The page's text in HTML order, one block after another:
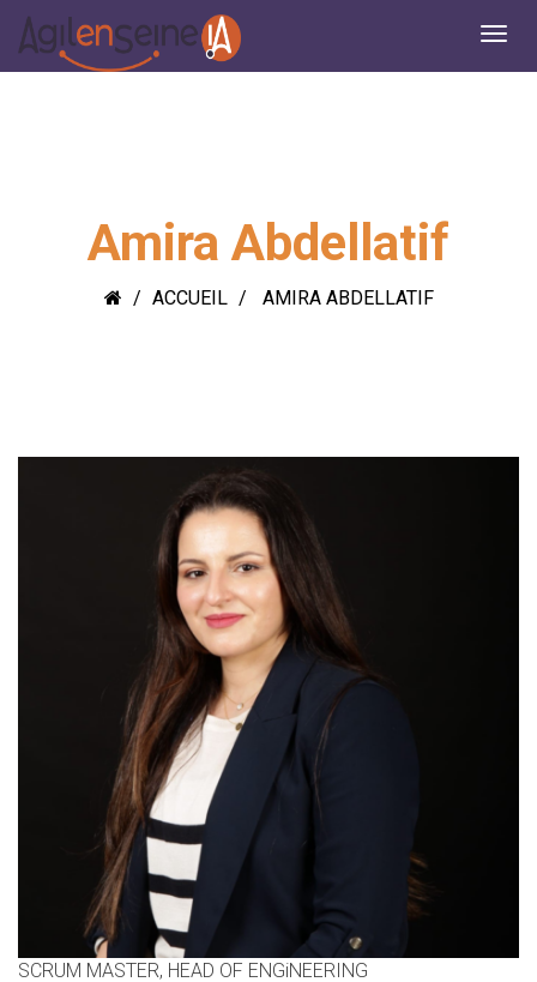
Amira Abdellatif
ACCUEIL AMIRA ABDELLATIF
SCRUM MASTER, HEAD OF ENGiNEERING